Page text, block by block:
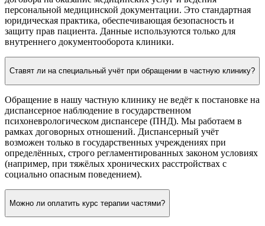
персональной медицинской документации. Это стандартная
юридическая практика, обеспечивающая безопасность и
защиту прав пациента. Данные используются только для
внутреннего документооборота клиники.
Ставят ли на специальный учёт при обращении в частную клинику?
Обращение в нашу частную клинику не ведёт к постановке на
диспансерное наблюдение в государственном
психоневрологическом диспансере (ПНД). Мы работаем в
рамках договорных отношений. Диспансерный учёт
возможен только в государственных учреждениях при
определённых, строго регламентированных законом условиях
(например, при тяжёлых хронических расстройствах с
социально опасным поведением).
Можно ли оплатить курс терапии частями?